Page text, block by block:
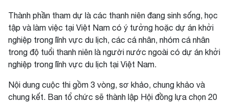
Thành phần tham dự là các thanh niên đang sinh sống, học
tập và làm việc tại Việt Nam có ý tưởng hoặc dự án khởi
nghiệp trong lĩnh vực du lịch, các cá nhân, nhóm cá nhân
trong độ tuổi thanh niên là người nước ngoài có dự án khởi
nghiệp trong lĩnh vực du lịch tại Việt Nam.
Nội dung cuộc thi gồm 3 vòng, sơ khảo, chung khảo và
chung kết. Ban tổ chức sẽ thành lập Hội đồng lựa chọn 20